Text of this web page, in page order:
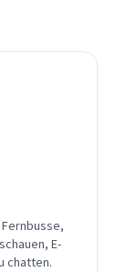
E-
chatten.